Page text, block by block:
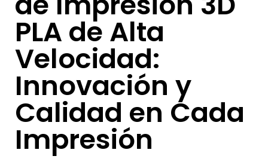
PLA de Alta
Velocidad:
Innovación y
Calidad en Cada
Impresión